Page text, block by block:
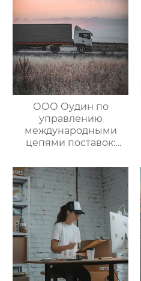
цепями поставок
ООО Оудин по
управлению
международными
цепями поставок:
трансграничной
логистики Китай-
Россия/Китай-
Казахстан,
предлагающий
множество
эффективных
способов доставки
для удовлетворения
различных